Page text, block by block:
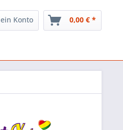
Konto 0,00 € *